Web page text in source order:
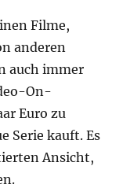
Filme,
anderen
auch immer
On-
Euro zu
Serie kauft. Es
Ansicht,